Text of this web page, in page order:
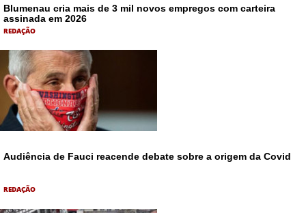
Blumenau cria mais de 3 mil novos empregos com carteira
assinada em 2026
REDAÇÃO
Audiência de Fauci reacende debate sobre a origem da Covid
REDAÇÃO